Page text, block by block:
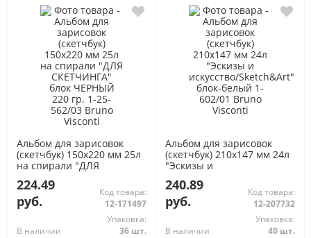
Альбом для зарисовок
(скетчбук) 150х220 мм 25л
на спирали "ДЛЯ
220 гр. 1-25-562/03 Bruno
Visconti
224.49
руб.
Код товара:
12-171497
В наличии
Упаковка:
36 шт.
Альбом для зарисовок
(скетчбук) 210х147 мм 24л
"Эскизы и
блок-белый 1-602/01 Bruno
Visconti
240.89
руб.
Код товара:
12-207732
В наличии
Упаковка:
40 шт.